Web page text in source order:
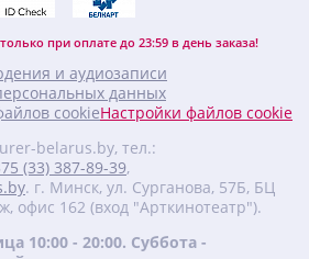
при оплате до 23:59 в день заказа!
и аудиозаписи
данных
cookieНастройки файлов cookie
belarus.by, тел.:
(33) 387-89-39,
. г. Минск, ул. Сурганова, 57Б, БЦ
офис 162 (вход "Арткинотеатр").
10:00 - 20:00. Суббота -